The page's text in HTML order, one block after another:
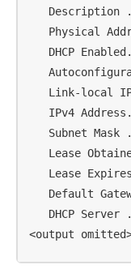
Description
Physical
DHCP
Link-local
IPv4
Subnet Mask
Lease
Lease
Default
DHCP Server
<output